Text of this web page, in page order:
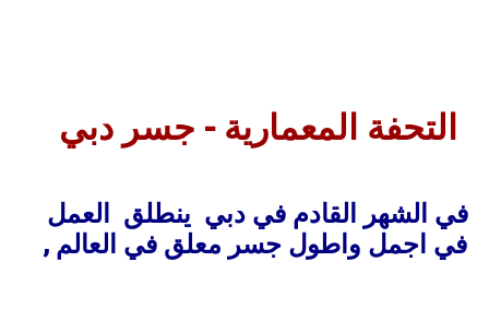
التحفة المعمارية - جسر دبي
في الشهر القادم في دبي ينطلق
العمل
في اجمل واطول جسر معلق في العالم ,